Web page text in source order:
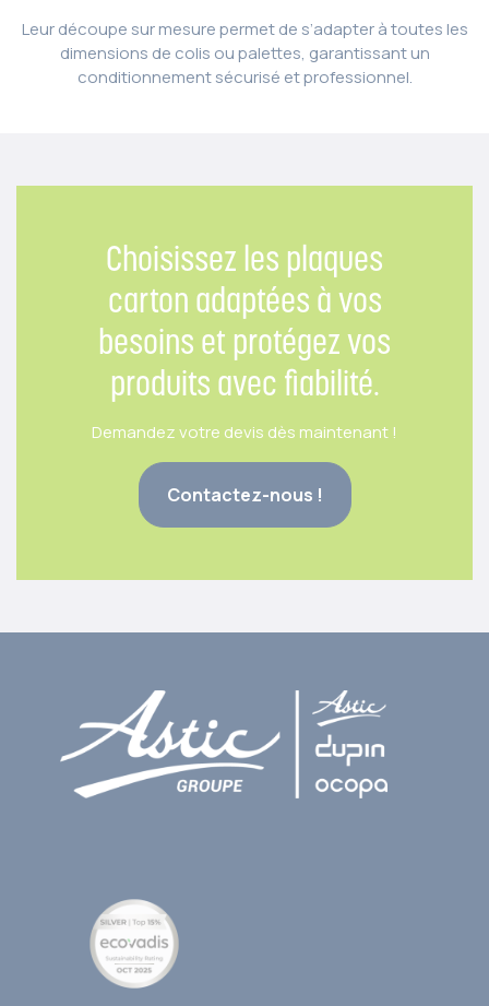
Leur découpe sur mesure permet de s’adapter à toutes les
dimensions de colis ou palettes, garantissant un
conditionnement sécurisé et professionnel.
Choisissez les plaques
carton adaptées à vos
besoins et protégez vos
produits avec fiabilité.
Demandez votre devis dès maintenant !
Contactez-nous !